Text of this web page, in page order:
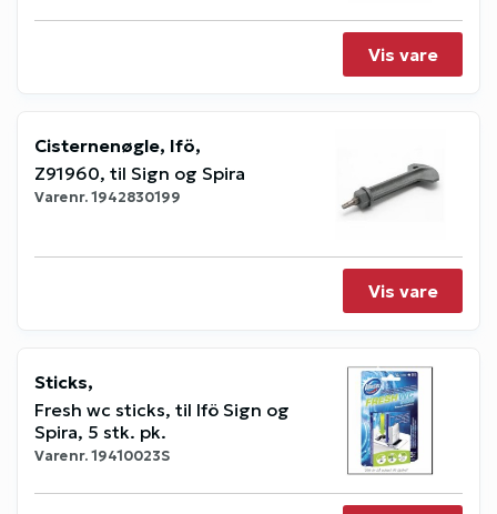
Vis vare
Cisternenøgle, Ifö,
Z91960, til Sign og Spira
Varenr.1942830199
Vis vare
Sticks,
Fresh wc sticks, til Ifö Sign og
Spira, 5 stk. pk.
Varenr.19410023S